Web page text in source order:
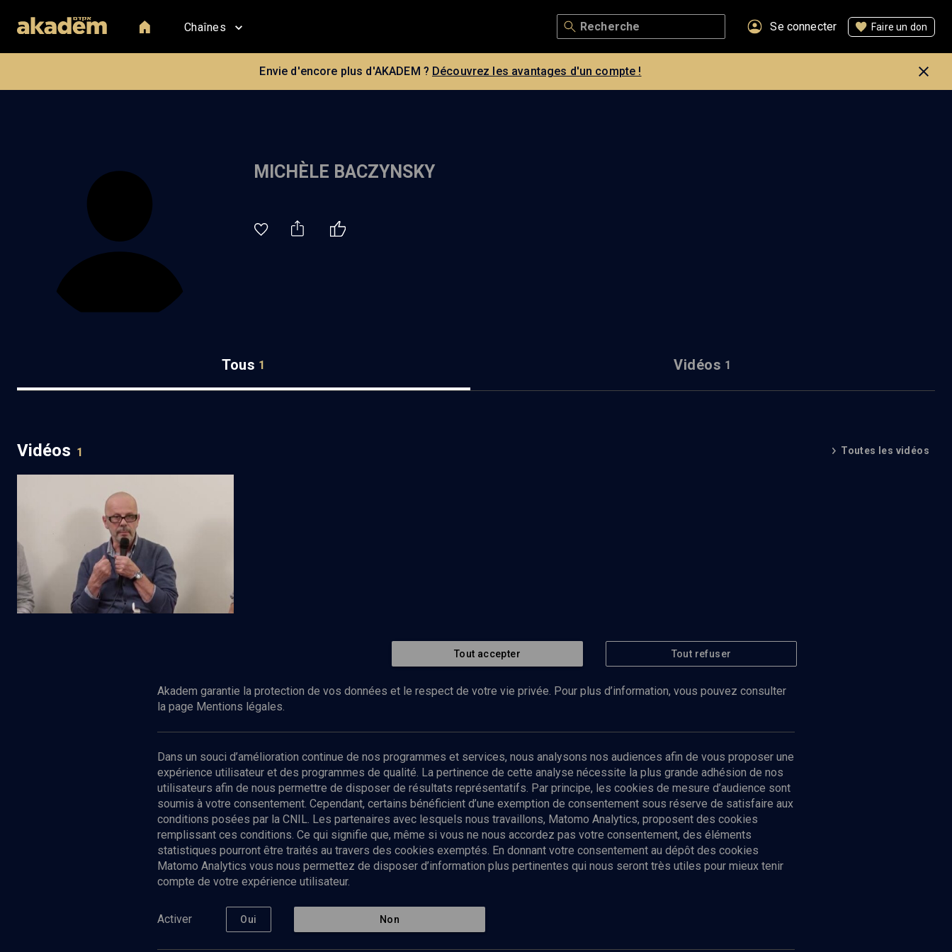
Chaînes Se connecter Faire un don
Envie d'encore plus d'AKADEM ? Découvrez les avantages d'un compte !
MICHÈLE BACZYNSKY
Tous 1 Vidéos 1
Vidéos 1 Toutes les vidéos
Cuisine et diasporas
Abonnez-vous à notre newsletter
Envoyer
Nos Chaines
Culture
Politique de protection des données
personnelles
Tout accepter Tout refuser
Akadem garantie la protection de vos données et le respect de votre vie privée. Pour plus d’information, vous pouvez consulter
la page Mentions légales.
Dans un souci d’amélioration continue de nos programmes et services, nous analysons nos audiences afin de vous proposer une
expérience utilisateur et des programmes de qualité. La pertinence de cette analyse nécessite la plus grande adhésion de nos
utilisateurs afin de nous permettre de disposer de résultats représentatifs. Par principe, les cookies de mesure d’audience sont
soumis à votre consentement. Cependant, certains bénéficient d’une exemption de consentement sous réserve de satisfaire aux
conditions posées par la CNIL. Les partenaires avec lesquels nous travaillons, Matomo Analytics, proposent des cookies
remplissant ces conditions. Ce qui signifie que, même si vous ne nous accordez pas votre consentement, des éléments
statistiques pourront être traités au travers des cookies exemptés. En donnant votre consentement au dépôt des cookies
Matomo Analytics vous nous permettez de disposer d’information plus pertinentes qui nous seront très utiles pour mieux tenir
compte de votre expérience utilisateur.
Activer Oui Non